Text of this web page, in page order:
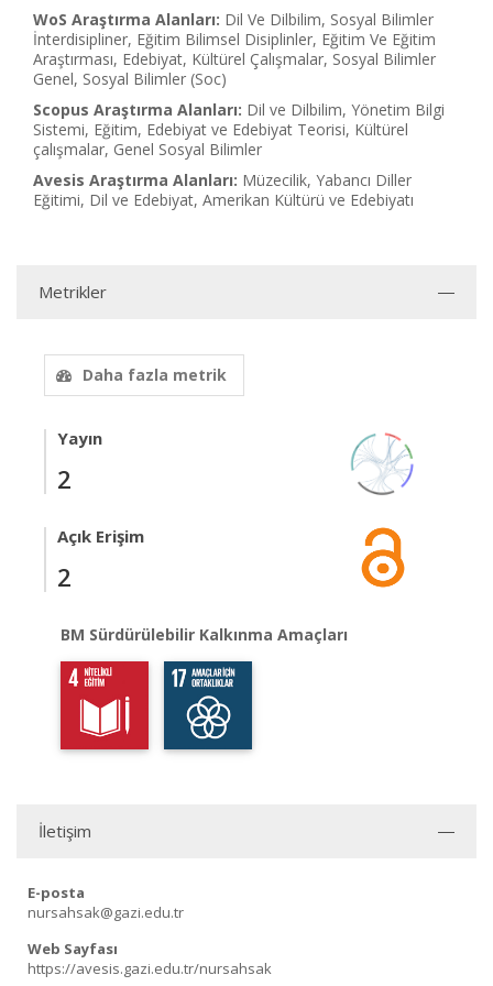
WoS Araştırma Alanları: Dil Ve Dilbilim, Sosyal Bilimler
İnterdisipliner, Eğitim Bilimsel Disiplinler, Eğitim Ve Eğitim
Araştırması, Edebiyat, Kültürel Çalışmalar, Sosyal Bilimler
Genel, Sosyal Bilimler (Soc)
Scopus Araştırma Alanları: Dil ve Dilbilim, Yönetim Bilgi
Sistemi, Eğitim, Edebiyat ve Edebiyat Teorisi, Kültürel
çalışmalar, Genel Sosyal Bilimler
Avesis Araştırma Alanları: Müzecilik, Yabancı Diller
Eğitimi, Dil ve Edebiyat, Amerikan Kültürü ve Edebiyatı
Metrikler
Daha fazla metrik
Yayın
2
Açık Erişim
2
BM Sürdürülebilir Kalkınma Amaçları
İletişim
E-posta
nursahsak@gazi.edu.tr
Web Sayfası
https://avesis.gazi.edu.tr/nursahsak